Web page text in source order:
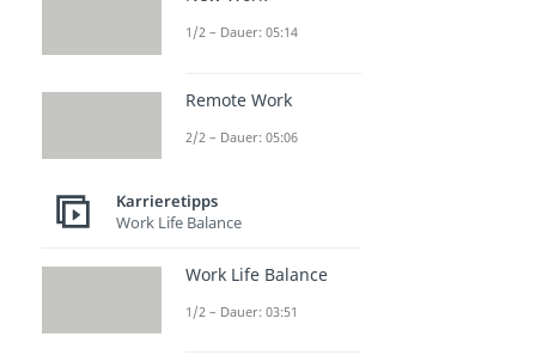
1/2 – Dauer: 05:14
Remote Work
2/2 – Dauer: 05:06
Karrieretipps
Work Life Balance
Work Life Balance
1/2 – Dauer: 03:51